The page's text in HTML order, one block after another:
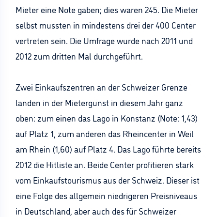
Mieter eine Note gaben; dies waren 245. Die Mieter
selbst mussten in mindestens drei der 400 Center
vertreten sein. Die Umfrage wurde nach 2011 und
2012 zum dritten Mal durchgeführt.
Zwei Einkaufszentren an der Schweizer Grenze
landen in der Mietergunst in diesem Jahr ganz
oben: zum einen das Lago in Konstanz (Note: 1,43)
auf Platz 1, zum anderen das Rheincenter in Weil
am Rhein (1,60) auf Platz 4. Das Lago führte bereits
2012 die Hitliste an. Beide Center profitieren stark
vom Einkaufstourismus aus der Schweiz. Dieser ist
eine Folge des allgemein niedrigeren Preisniveaus
in Deutschland, aber auch des für Schweizer